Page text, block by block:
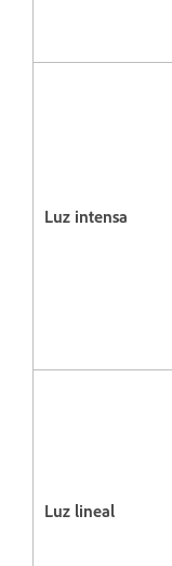
Luz intensa
Luz lineal